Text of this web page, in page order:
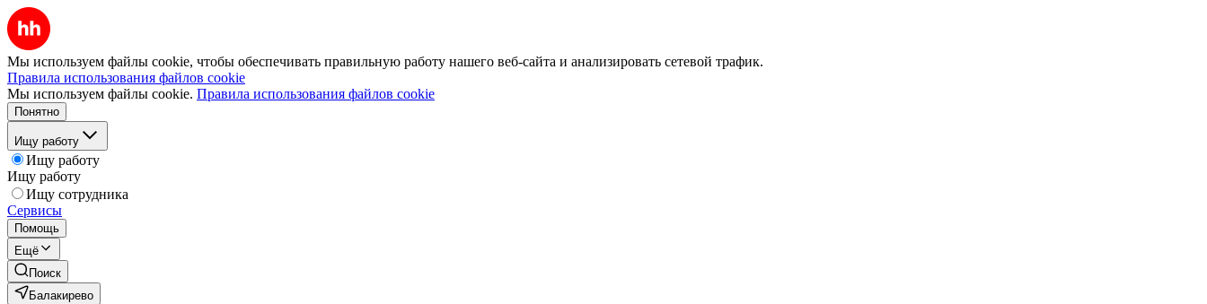
Мы используем файлы cookie, чтобы обеспечивать правильную работу нашего веб-сайта и анализировать сетевой трафик.
Правила использования файлов cookie
Мы используем файлы cookie. Правила использования файлов cookie
Понятно
Ищу работу
Ищу работу
Ищу работу
Ищу сотрудника
Сервисы
Помощь
Ещё
Поиск
Балакирево